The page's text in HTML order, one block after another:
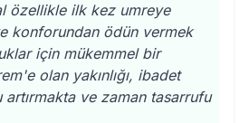
özellikle ilk kez umreye
konforundan ödün vermek
için mükemmel bir
olan yakınlığı, ibadet
ve zaman tasarrufu